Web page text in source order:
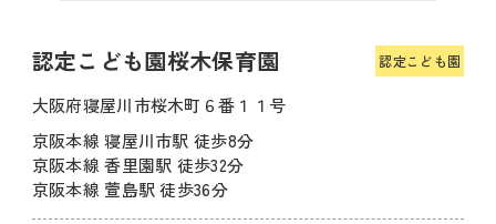
認定こども園桜木保育園 認定こども園
大阪府寝屋川市桜木町６番１１号
京阪本線 寝屋川市駅 徒歩8分
京阪本線 香里園駅 徒歩32分
京阪本線 萱島駅 徒歩36分